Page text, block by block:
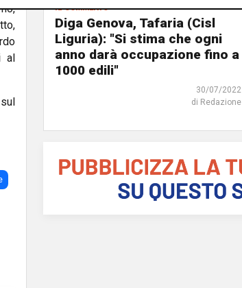
al
il commento
Diga Genova, Tafaria (Cisl
Liguria): "Si stima che ogni
anno darà occupazione fino a
1000 edili"
30/07/2022
di Redazione